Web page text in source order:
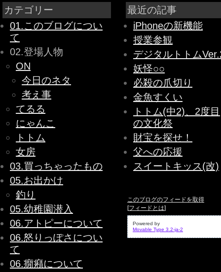
カテゴリー
01.このブログについ
て
02.登場人物
ON
今日のネタ
考え事
てるる
にゃんこ
トトム
女房
03.買っちゃったもの
05.お出かけ
釣り
05.幼稚園潜入
06.アトピーについて
06.怒りっぽさについ
て
06.癇癪について
最近の記事
iPhoneの新機能
授業参観
デジタルトトム
妖怪○○
必殺の爪切り
金魚すくい
トトム(中2)、2度目
の文化祭
財宝を探せ！
父への応援
スイートキッス(改)
このブログのフィードを取得
[フィードとは]
Powered by
Movable Type 3.2-ja-2